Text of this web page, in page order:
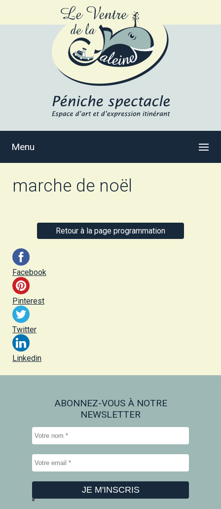
Menu
marche de noël
Retour à la page programmation
Facebook
Pinterest
Twitter
Linkedin
ABONNEZ-VOUS À NOTRE
NEWSLETTER